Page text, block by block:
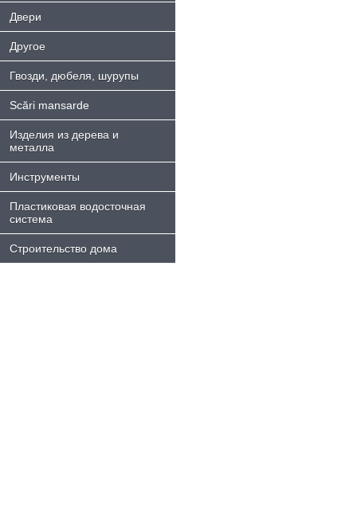
Двери
Другое
Гвозди, дюбеля, шурупы
Scări mansarde
Изделия из дерева и
металла
Инструменты
Пластиковая водосточная
система
Строительство дома